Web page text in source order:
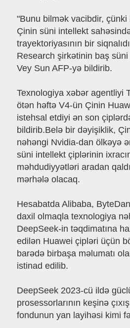
"Bunu bilmək vacibdir,
Çinin süni intellekt
trayektoriyasının bir
Research şirkətinin baş
Vey Sun AFP-yə bildirib.
Texnologiya xəbər agentliyi
ötən həftə V4-ün Çinin
istehsal etdiyi ən son
bildirib.Belə bir dəyişiklik,
nəhəngi Nvidia-dan ölkəyə
süni intellekt çiplərinin
məhdudiyyətləri aradan
mərhələ olacaq.
Hesabatda Alibaba,
daxil olmaqla texnologiya
DeepSeek-in təqdimatına
edilən Huawei çipləri üçün
barədə birbaşa məlumatı
istinad edilib.
DeepSeek 2023-cü ildə
prosessorlarının keşinə
fondunun yan layihəsi kimi